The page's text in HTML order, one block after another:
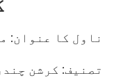
ناول کا عنوان:
تصنیف: کرشن چندر